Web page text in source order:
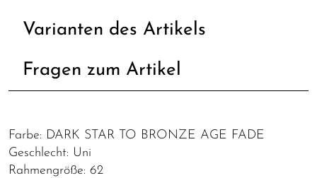
Varianten des Artikels
Fragen zum Artikel
Farbe: DARK STAR TO BRONZE AGE FADE
Geschlecht: Uni
Rahmengröße: 62